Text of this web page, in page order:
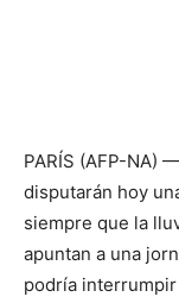
PARÍS (AFP-NA)
disputarán hoy
siempre que la
apuntan a una
podría